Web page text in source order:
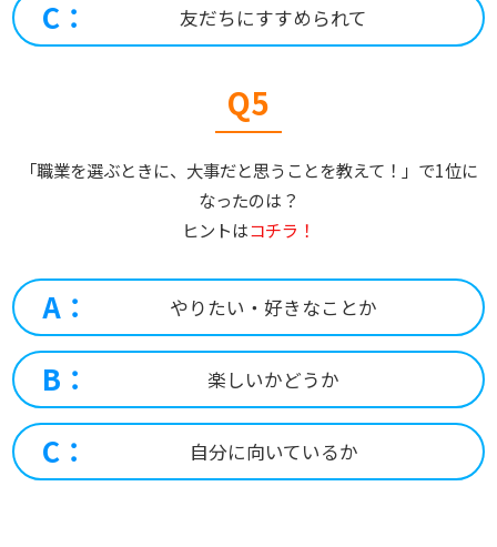
C： 友だちにすすめられて
Q5
「職業を選ぶときに、大事だと思うことを教えて！」で1位に
なったのは？
ヒントはコチラ！
A： やりたい・好きなことか
B： 楽しいかどうか
C： 自分に向いているか